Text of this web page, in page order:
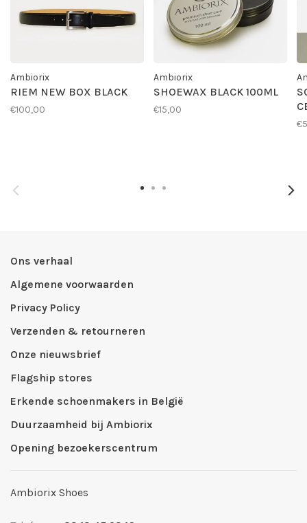
Ambiorix
RIEM NEW BOX BLACK
€100,00
Ambiorix
SHOEWAX BLACK 100ML
€15,00
Ons verhaal
Algemene voorwaarden
Privacy Policy
Verzenden & retourneren
Onze nieuwsbrief
Flagship stores
Erkende schoenmakers in België
Duurzaamheid bij Ambiorix
Opening bezoekerscentrum
Ambiorix Shoes